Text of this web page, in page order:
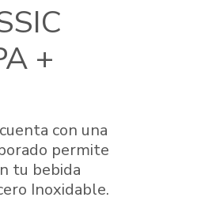
+
con una
permite
tu bebida
Inoxidable.